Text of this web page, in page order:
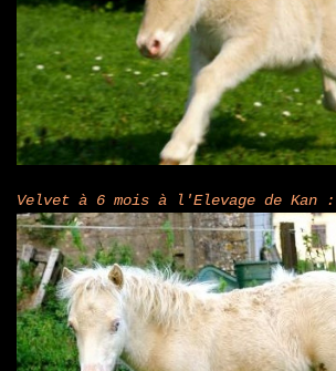
Velvet à 6 mois à l'Elevage de Kan :